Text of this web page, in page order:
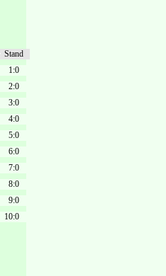
Stand
1:0
2:0
3:0
4:0
5:0
6:0
7:0
8:0
9:0
10:0